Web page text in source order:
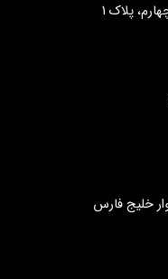
تهران ،سعادت آباد ، بلوار پاکنژاد،نبش آسمان چهارم، پلاک 1
خلیج فارس